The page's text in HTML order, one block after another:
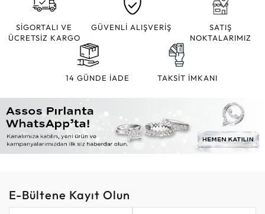
SİGORTALI VE
ÜCRETSİZ KARGO
GÜVENLİ ALIŞVERİŞ
SATIŞ
NOKTALARIMIZ
14 GÜNDE İADE TAKSİT İMKANI
E-Bültene Kayıt Olun